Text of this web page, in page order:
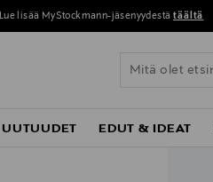
Lue lisää MyStockmann-jäsenyydestä täältä
UUTUUDET EDUT & IDEAT